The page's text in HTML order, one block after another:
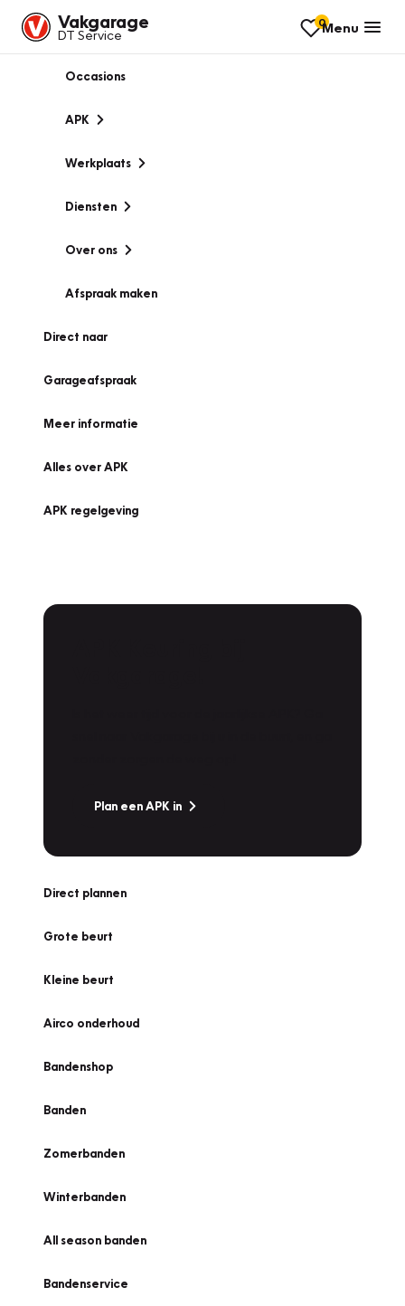
Vakgarage
DT Service
0Menu
Occasions
APK
Werkplaats
Diensten
Over ons
Afspraak maken
Direct naar
Garageafspraak
Meer informatie
Alles over APK
APK regelgeving
Plan een APK in
Direct plannen
Grote beurt
Kleine beurt
Airco onderhoud
Bandenshop
Banden
Zomerbanden
Winterbanden
All season banden
Bandenservice